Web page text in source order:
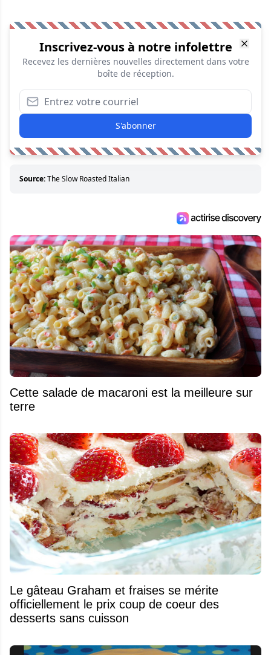
Inscrivez-vous à notre infolettre
Recevez les dernières nouvelles directement dans votre
boîte de réception.
S'abonner
Source:The Slow Roasted Italian
Cette salade de macaroni est la meilleure sur
terre
Le gâteau Graham et fraises se mérite
officiellement le prix coup de coeur des
desserts sans cuisson